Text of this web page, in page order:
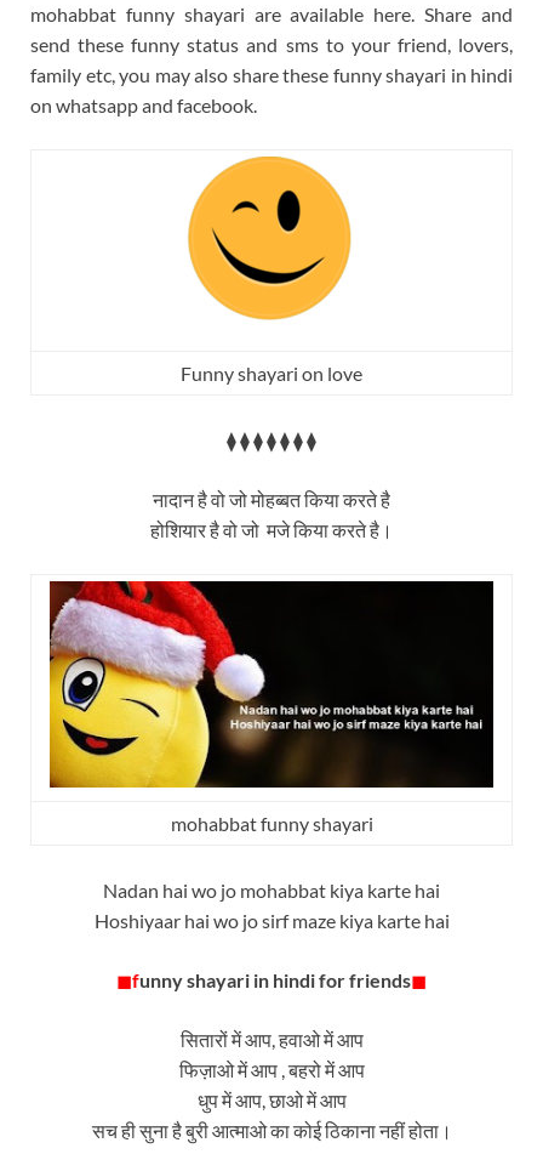
mohabbat funny shayari are available here. Share and
send these funny status and sms to your friend, lovers,
family etc, you may also share these funny shayari in hindi
on whatsapp and facebook.
Funny shayari on love
⧫ ⧫ ⧫ ⧫ ⧫ ⧫ ⧫
नादान है वो जो मोहब्बत किया करते है
होशियार है वो जो मजे किया करते है।
mohabbat funny shayari
Nadan hai wo jo mohabbat kiya karte hai
Hoshiyaar hai wo jo sirf maze kiya karte hai
◼funny shayari in hindi for friends◼
सितारों में आप, हवाओ में आप
फिज़ाओ में आप , बहरो में आप
धुप में आप, छाओ में आप
सच ही सुना है बुरी आत्माओ का कोई ठिकाना नहीं होता।